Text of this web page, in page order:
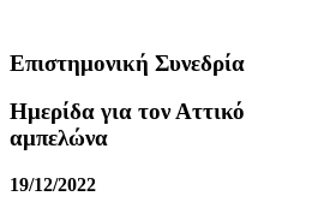
Επιστημονική Συνεδρία
Ημερίδα για τον Αττικό
αμπελώνα
19/12/2022